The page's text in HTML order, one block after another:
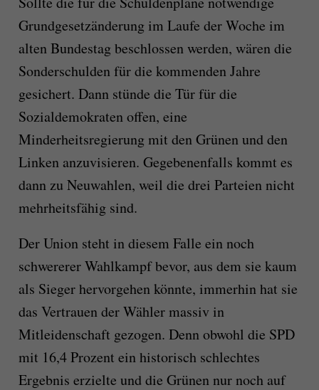
Grundgesetzänderung im Laufe der Woche im
alten Bundestag beschlossen werden, wären die
Sonderschulden für die kommenden Jahre
gesichert. Dann stünde die Tür für die
Sozialdemokraten offen, eine
Minderheitsregierung mit den Grünen und den
Linken anzuvisieren. Gegebenenfalls kommt es
dann zu Neuwahlen, weil die drei Parteien nicht
mehrheitsfähig sind.
Der Union steht in diesem Falle ein noch
schwererer Wahlkampf bevor, aus dem sie kaum
als Sieger hervorgehen könnte, immerhin hat sie
das Vertrauen der Wähler massiv in
Mitleidenschaft gezogen. Denn obwohl die SPD
mit 16,4 Prozent ein historisch schlechtes
Ergebnis erzielte und die Grünen nur noch auf